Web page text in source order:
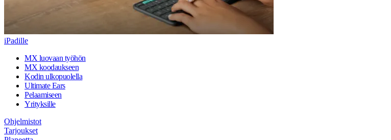
iPadille
MX luovaan työhön
MX koodaukseen
Kodin ulkopuolella
Ultimate Ears
Pelaamiseen
Yrityksille
Ohjelmistot
Tarjoukset